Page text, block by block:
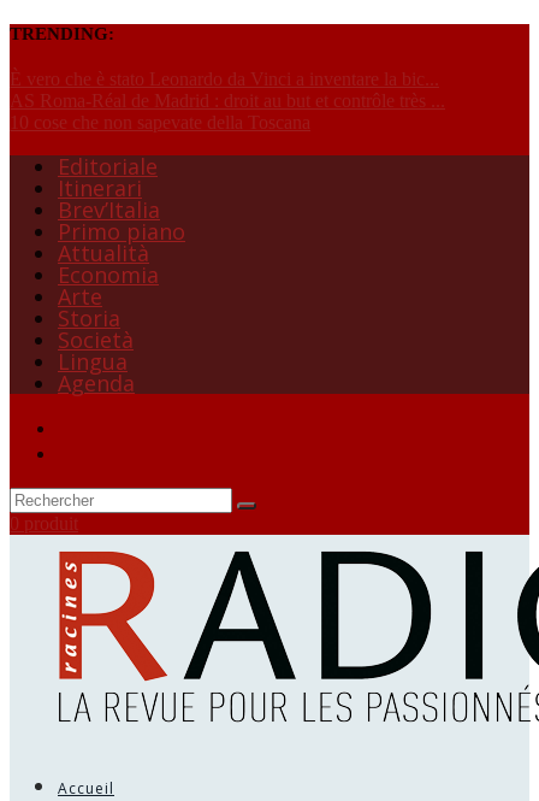
TRENDING:
È vero che è stato Leonardo da Vinci a inventare la bic...
AS Roma-Réal de Madrid : droit au but et contrôle très ...
10 cose che non sapevate della Toscana
Editoriale
Itinerari
Brev’Italia
Primo piano
Attualità
Economia
Arte
Storia
Società
Lingua
Agenda
0 produit
Accueil